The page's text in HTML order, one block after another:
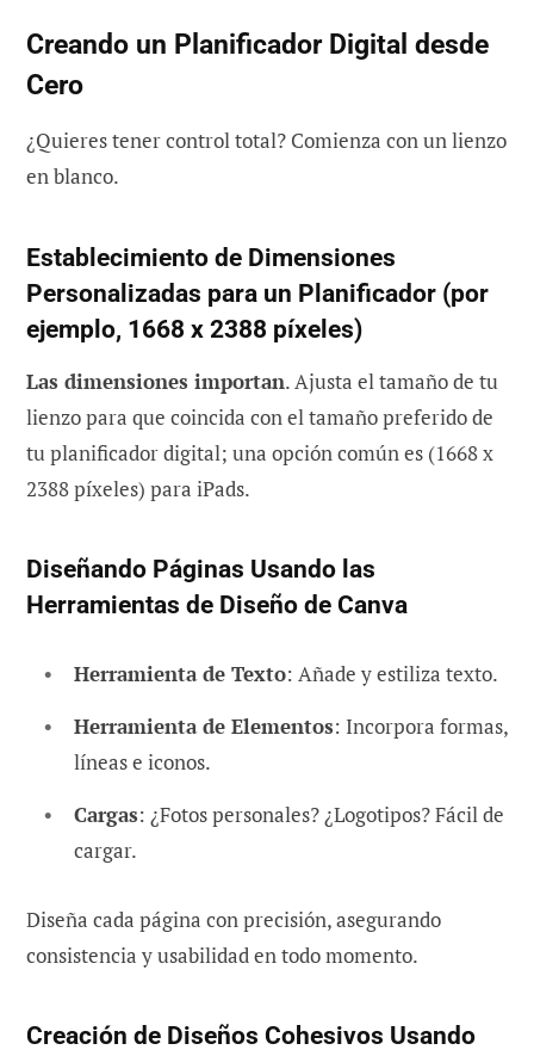
Creando un Planificador Digital desde
Cero
¿Quieres tener control total? Comienza con un lienzo
en blanco.
Establecimiento de Dimensiones
Personalizadas para un Planificador (por
ejemplo, 1668 x 2388 píxeles)
Las dimensiones importan. Ajusta el tamaño de tu
lienzo para que coincida con el tamaño preferido de
tu planificador digital; una opción común es (1668 x
2388 píxeles) para iPads.
Diseñando Páginas Usando las
Herramientas de Diseño de Canva
Herramienta de Texto: Añade y estiliza texto.
Herramienta de Elementos: Incorpora formas,
líneas e iconos.
Cargas: ¿Fotos personales? ¿Logotipos? Fácil de
cargar.
Diseña cada página con precisión, asegurando
consistencia y usabilidad en todo momento.
Creación de Diseños Cohesivos Usando